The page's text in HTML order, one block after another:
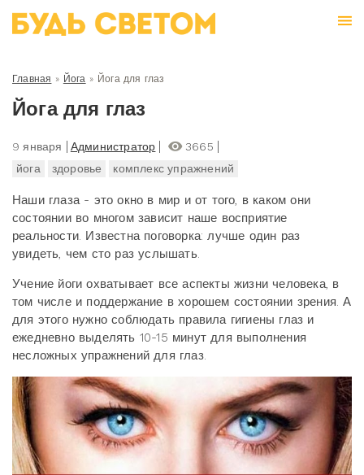
Главная » Йога » Йога для глаз
Йога для глаз
9 января Администратор
3665
йога
здоровье комплекс упражнений
Наши глаза - это окно в мир и от того, в каком они
состоянии во многом зависит наше восприятие
реальности. Известна поговорка: лучше один раз
увидеть, чем сто раз услышать.
Учение йоги охватывает все аспекты жизни человека, в
том числе и поддержание в хорошем состоянии зрения. А
для этого нужно соблюдать правила гигиены глаз и
ежедневно выделять 10-15 минут для выполнения
несложных упражнений для глаз.